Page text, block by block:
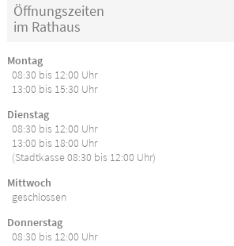
Öffnungszeiten
im Rathaus
Montag
08:30 bis 12:00 Uhr
13:00 bis 15:30 Uhr
Dienstag
08:30 bis 12:00 Uhr
13:00 bis 18:00 Uhr
(Stadtkasse 08:30 bis 12:00 Uhr)
Mittwoch
geschlossen
Donnerstag
08:30 bis 12:00 Uhr